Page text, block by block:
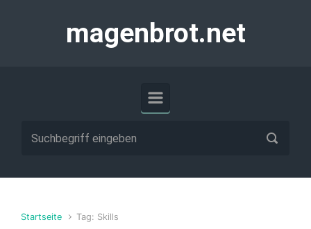
magenbrot.net
Startseite Tag: Skills